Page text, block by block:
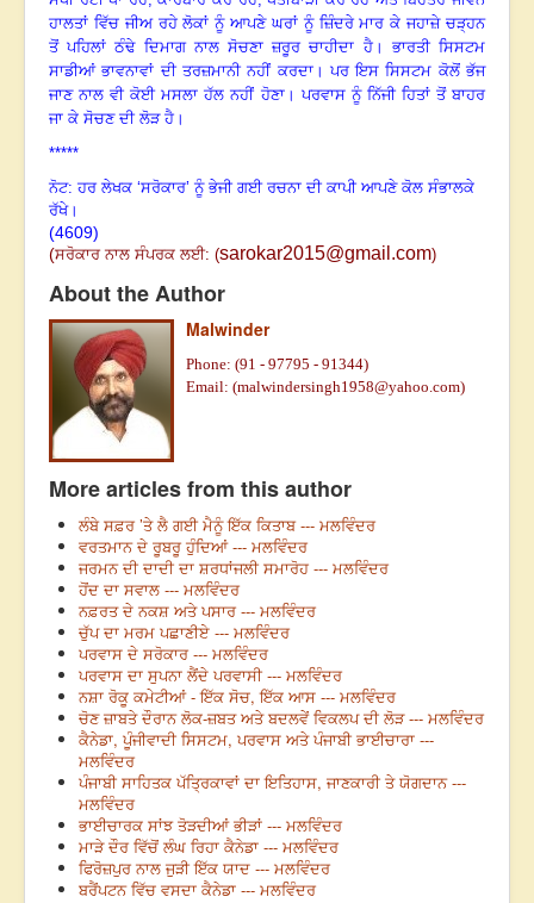
ਹਾਲਤਾਂ ਵਿੱਚ ਜੀਅ ਰਹੇ ਲੋਕਾਂ ਨੂੰ ਆਪਣੇ ਘਰਾਂ ਨੂੰ ਜ਼ਿੰਦਰੇ ਮਾਰ ਕੇ ਜਹਾਜ਼ੇ ਚੜ੍ਹਨ
ਤੋਂ ਪਹਿਲਾਂ ਠੰਢੇ ਦਿਮਾਗ ਨਾਲ ਸੋਚਣਾ ਜ਼ਰੂਰ ਚਾਹੀਦਾ ਹੈ। ਭਾਰਤੀ ਸਿਸਟਮ
ਸਾਡੀਆਂ ਭਾਵਨਾਵਾਂ ਦੀ ਤਰਜ਼ਮਾਨੀ ਨਹੀਂ ਕਰਦਾ। ਪਰ ਇਸ ਸਿਸਟਮ ਕੋਲੋਂ ਭੱਜ
ਜਾਣ ਨਾਲ ਵੀ ਕੋਈ ਮਸਲਾ ਹੱਲ ਨਹੀਂ ਹੋਣਾ। ਪਰਵਾਸ ਨੂੰ ਨਿੱਜੀ ਹਿਤਾਂ ਤੋਂ ਬਾਹਰ
ਜਾ ਕੇ ਸੋਚਣ ਦੀ ਲੋੜ ਹੈ ।
*****
ਨੋਟ: ਹਰ ਲੇਖਕ ‘ਸਰੋਕਾਰ’ ਨੂੰ ਭੇਜੀ ਗਈ ਰਚਨਾ ਦੀ ਕਾਪੀ ਆਪਣੇ ਕੋਲ ਸੰਭਾਲਕੇ
ਰੱਖੇ।
(4609)
(ਸਰੋਕਾਰ ਨਾਲ ਸੰਪਰਕ ਲਈ: (sarokar2015@gmail.com)
About the Author
Malwinder
Phone: (91 - 97795 - 91344)
Email: (malwindersingh1958@yahoo.com)
More articles from this author
ਲੰਬੇ ਸਫ਼ਰ ’ਤੇ ਲੈ ਗਈ ਮੈਨੂੰ ਇੱਕ ਕਿਤਾਬ --- ਮਲਵਿੰਦਰ
ਵਰਤਮਾਨ ਦੇ ਰੂਬਰੂ ਹੁੰਦਿਆਂ --- ਮਲਵਿੰਦਰ
ਜਰਮਨ ਦੀ ਦਾਦੀ ਦਾ ਸ਼ਰਧਾਂਜਲੀ ਸਮਾਰੋਹ --- ਮਲਵਿੰਦਰ
ਹੋਂਦ ਦਾ ਸਵਾਲ --- ਮਲਵਿੰਦਰ
ਨਫ਼ਰਤ ਦੇ ਨਕਸ਼ ਅਤੇ ਪਸਾਰ --- ਮਲਵਿੰਦਰ
ਚੁੱਪ ਦਾ ਮਰਮ ਪਛਾਣੀਏ --- ਮਲਵਿੰਦਰ
ਪਰਵਾਸ ਦੇ ਸਰੋਕਾਰ --- ਮਲਵਿੰਦਰ
ਪਰਵਾਸ ਦਾ ਸੁਪਨਾ ਲੈਂਦੇ ਪਰਵਾਸੀ --- ਮਲਵਿੰਦਰ
ਨਸ਼ਾ ਰੋਕੂ ਕਮੇਟੀਆਂ - ਇੱਕ ਸੋਚ, ਇੱਕ ਆਸ --- ਮਲਵਿੰਦਰ
ਚੋਣ ਜ਼ਾਬਤੇ ਦੌਰਾਨ ਲੋਕ-ਜ਼ਬਤ ਅਤੇ ਬਦਲਵੇਂ ਵਿਕਲਪ ਦੀ ਲੋੜ --- ਮਲਵਿੰਦਰ
ਕੈਨੇਡਾ, ਪੂੰਜੀਵਾਦੀ ਸਿਸਟਮ, ਪਰਵਾਸ ਅਤੇ ਪੰਜਾਬੀ ਭਾਈਚਾਰਾ ---
ਮਲਵਿੰਦਰ
ਪੰਜਾਬੀ ਸਾਹਿਤਕ ਪੱਤ੍ਰਿਕਾਵਾਂ ਦਾ ਇਤਿਹਾਸ, ਜਾਣਕਾਰੀ ਤੇ ਯੋਗਦਾਨ ---
ਮਲਵਿੰਦਰ
ਭਾਈਚਾਰਕ ਸਾਂਝ ਤੋੜਦੀਆਂ ਭੀੜਾਂ --- ਮਲਵਿੰਦਰ
ਮਾੜੇ ਦੌਰ ਵਿੱਚੋਂ ਲੰਘ ਰਿਹਾ ਕੈਨੇਡਾ --- ਮਲਵਿੰਦਰ
ਫਿਰੋਜ਼ਪੁਰ ਨਾਲ ਜੁੜੀ ਇੱਕ ਯਾਦ --- ਮਲਵਿੰਦਰ
ਬਰੈਂਪਟਨ ਵਿੱਚ ਵਸਦਾ ਕੈਨੇਡਾ --- ਮਲਵਿੰਦਰ